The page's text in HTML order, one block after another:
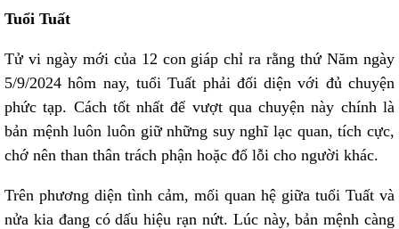
Tuổi Tuất
Tử vi ngày mới của 12 con giáp chỉ ra rằng thứ Năm ngày
5/9/2024 hôm nay, tuổi Tuất phải đối diện với đủ chuyện
phức tạp. Cách tốt nhất để vượt qua chuyện này chính là
bản mệnh luôn luôn giữ những suy nghĩ lạc quan, tích cực,
chớ nên than thân trách phận hoặc đổ lỗi cho người khác.
Trên phương diện tình cảm, mối quan hệ giữa tuổi Tuất và
nửa kia đang có dấu hiệu rạn nứt. Lúc này, bản mệnh càng